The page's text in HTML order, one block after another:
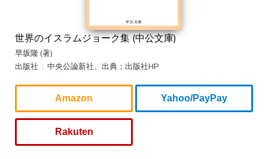
世界のイスラムジョーク集 (中公文庫)
早坂隆 (著)
出版社 ‏ : ‎ 中央公論新社、出典；出版社HP
Amazon Yahoo/PayPay
Rakuten